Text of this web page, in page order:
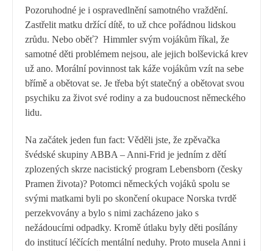
Pozoruhodné je i ospravedlnění samotného vraždění.
Zastřelit matku držící dítě, to už chce pořádnou lidskou
zrůdu. Nebo oběť? Himmler svým vojákům říkal, že
samotné děti problémem nejsou, ale jejich bolševická krev
už ano. Morální povinnost tak káže vojákům vzít na sebe
břímě a obětovat se. Je třeba být statečný a obětovat svou
psychiku za život své rodiny a za budoucnost německého
lidu.
Na začátek jeden fun fact: Věděli jste, že zpěvačka
švédské skupiny ABBA – Anni-Frid je jedním z dětí
zplozených skrze nacistický program Lebensborn (česky
Pramen života)? Potomci německých vojáků spolu se
svými matkami byli po skončení okupace Norska tvrdě
perzekvovány a bylo s nimi zacházeno jako s
nežádoucími odpadky. Kromě útlaku byly děti posílány
do institucí léčících mentální neduhy. Proto musela Anni i